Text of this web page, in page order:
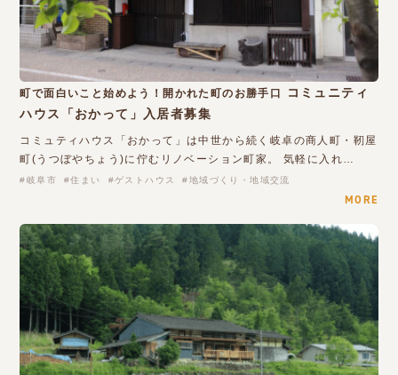
町で面白いこと始めよう！開かれた町のお勝手口
コミュニティ
ハウス「おかって」入居者募集
コミュティハウス「おかって」は中世から続く岐卓の商人町・靭屋
町(うつぼやちょう)に佇むリノベーション町家。 気軽に入れ…
岐阜市 住まい ゲストハウス 地域づくり・地域交流
MORE